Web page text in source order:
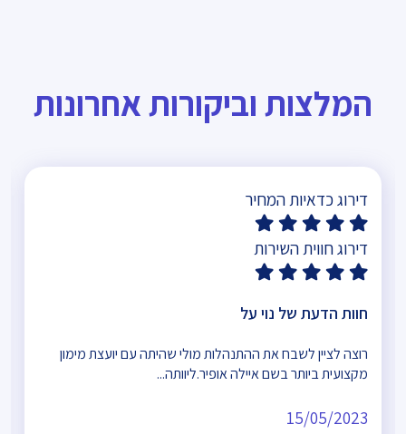
המלצות וביקורות אחרונות
דירוג כדאיות המחיר
דירוג חווית השירות
חוות הדעת של נוי על
רוצה לציין לשבח את ההתנהלות מולי שהיתה עם יועצת מימון
מקצועית ביותר בשם איילה אופיר.ליוותה...
15/05/2023